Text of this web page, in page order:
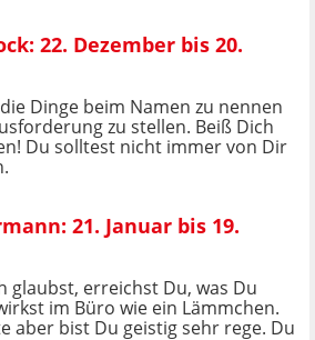
22. Dezember bis 20.
Dinge beim Namen zu nennen
zu stellen. Beiß Dich
Du solltest nicht immer von Dir
21. Januar bis 19.
glaubst, erreichst Du, was Du
im Büro wie ein Lämmchen.
aber bist Du geistig sehr rege. Du